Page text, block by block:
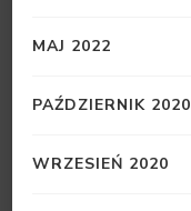
MAJ 2022
PAŹDZIERNIK 2020
WRZESIEŃ 2020